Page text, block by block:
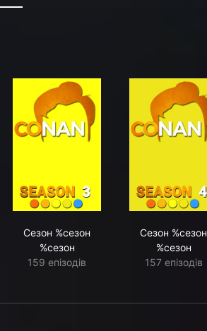
Сезон %сезон
%сезон
159 епізодів
Сезон %сезон
%сезон
157 епізодів